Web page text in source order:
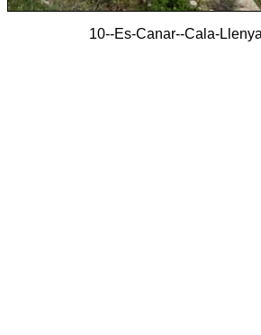
10--Es-Canar--Cala-